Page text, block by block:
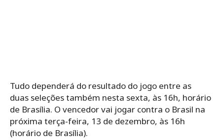
Tudo dependerá do resultado do jogo entre as
duas seleções também nesta sexta, às 16h, horário
de Brasília. O vencedor vai jogar contra o Brasil na
próxima terça-feira, 13 de dezembro, às 16h
(horário de Brasília).